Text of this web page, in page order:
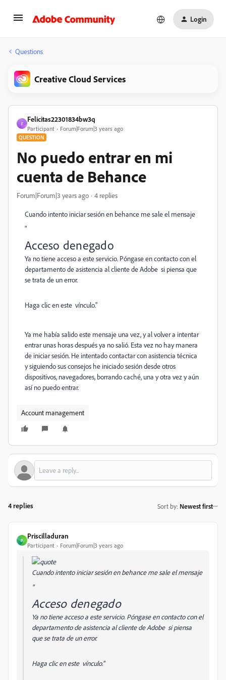
Login
Questions
Creative Cloud Services
F
Felicitas22301834bw3q
Participant Forum|Forum|3 years ago
QUESTION
No puedo entrar en mi
cuenta de Behance
Forum|Forum|3 years ago 4 replies
Cuando intento iniciar sesión en behance me sale el mensaje
"
Acceso denegado
Ya no tiene acceso a este servicio. Póngase en contacto con el
departamento de asistencia al cliente de Adobe si piensa que
se trata de un error.
Haga clic en este vínculo."
Ya me había salido este mensaje una vez, y al volver a intentar
entrar unas horas después ya no salió. Esta vez no hay manera
de iniciar sesión. He intentado contactar con asistencia técnica
y siguiendo sus consejos he iniciado sesión desde otros
dispositivos, navegadores, borrando caché, una y otra vez y aún
así no puedo entrar.
Account management
4 replies Sort by: Newest first
P
Priscilladuran
Participant Forum|Forum|3 years ago
Cuando intento iniciar sesión en behance me sale el mensaje
"
Acceso denegado
Ya no tiene acceso a este servicio. Póngase en contacto con el
departamento de asistencia al cliente de Adobe si piensa
que se trata de un error.
Haga clic en este vínculo."